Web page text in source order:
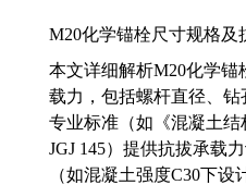
M20化学锚栓尺寸规格及
本文详细解析M20化学锚
载力，包括螺杆直径、
专业标准（如《混凝土结
JGJ 145）提供抗拔承载
（如混凝土强度C30下